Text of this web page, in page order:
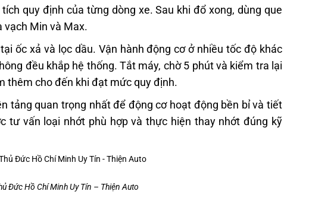
quy định của từng dòng xe. Sau khi đổ xong, dùng que
Min và Max.
ốc xả và lọc dầu. Vận hành động cơ ở nhiều tốc độ khác
đều khắp hệ thống. Tắt máy, chờ 5 phút và kiểm tra lại
thêm cho đến khi đạt mức quy định.
tảng quan trọng nhất để động cơ hoạt động bền bỉ và tiết
tư vấn loại nhớt phù hợp và thực hiện thay nhớt đúng kỹ
Đức Hồ Chí Minh Uy Tín – Thiện Auto